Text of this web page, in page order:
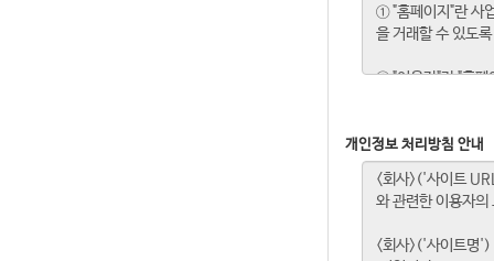
개인정보 처리방침 안내